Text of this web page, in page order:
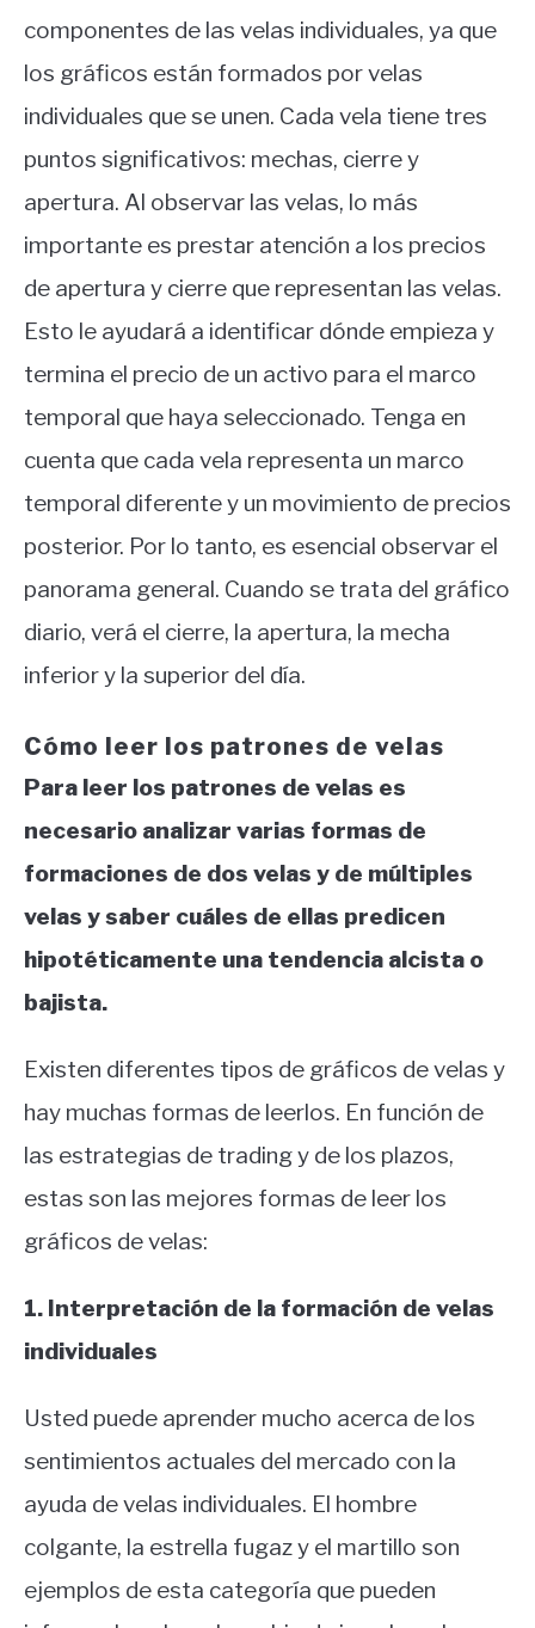
componentes de las velas individuales, ya que
los gráficos están formados por velas
individuales que se unen. Cada vela tiene tres
puntos significativos: mechas, cierre y
apertura. Al observar las velas, lo más
importante es prestar atención a los precios
de apertura y cierre que representan las velas.
Esto le ayudará a identificar dónde empieza y
termina el precio de un activo para el marco
temporal que haya seleccionado. Tenga en
cuenta que cada vela representa un marco
temporal diferente y un movimiento de precios
posterior. Por lo tanto, es esencial observar el
panorama general. Cuando se trata del gráfico
diario, verá el cierre, la apertura, la mecha
inferior y la superior del día.
Cómo leer los patrones de velas
Para leer los patrones de velas es
necesario analizar varias formas de
formaciones de dos velas y de múltiples
velas y saber cuáles de ellas predicen
hipotéticamente una tendencia alcista o
bajista.
Existen diferentes tipos de gráficos de velas y
hay muchas formas de leerlos. En función de
las estrategias de trading y de los plazos,
estas son las mejores formas de leer los
gráficos de velas:
1. Interpretación de la formación de velas
individuales
Usted puede aprender mucho acerca de los
sentimientos actuales del mercado con la
ayuda de velas individuales. El hombre
colgante, la estrella fugaz y el martillo son
ejemplos de esta categoría que pueden